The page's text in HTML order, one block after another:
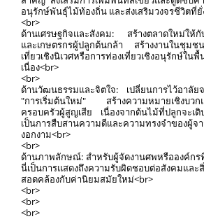
อนุรักษ์พันธุ์ไม้ท้องถิ่น และส่งเสริมวงจรชีวิตที่
<br>
ด้านเศรษฐกิจและสังคม: สร้างตลาดใหม่ให้กั
และเกษตรกรผู้ปลูกต้นกล้า สร้างงานในชุมช
เที่ยวเชิงนิเวศหรือการท่องเที่ยวเชิงอนุรักษ์ใน
เนื่อง<br>
<br>
ด้านวัฒนธรรมและจิตใจ: เปลี่ยนการไว้อาลั
"การเริ่มต้นใหม่" สร้างความหมายเชิงบวก
ครอบครัวผู้สูญเสีย เนื่องจากต้นไม้ที่ปลูกจะเติ
เป็นการสืบสานความดีและความทรงจำของผู้จ
งอกงาม<br>
<br>
ด้านภาพลักษณ์: สำหรับผู้จัดงานศพหรือองค์กร
นี่เป็นการแสดงถึงความรับผิดชอบต่อสัง
สอดคล้องกับค่านิยมสมัยใหม่<br>
<br>
<br>
<br>